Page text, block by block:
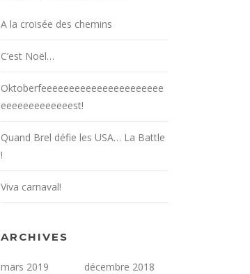
A la croisée des chemins
C’est Noël…
Oktoberfeeeeeeeeeeeeeeeeeeeeee
eeeeeeeeeeeeest!
Quand Brel défie les USA… La Battle
!
Viva carnaval!
ARCHIVES
mars 2019
décembre 2018